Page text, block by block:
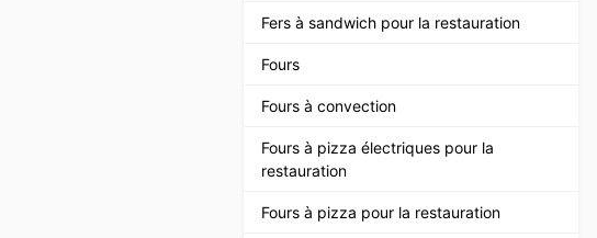
Fers à sandwich pour la restauration
Fours
Fours à convection
Fours à pizza électriques pour la
restauration
Fours à pizza pour la restauration